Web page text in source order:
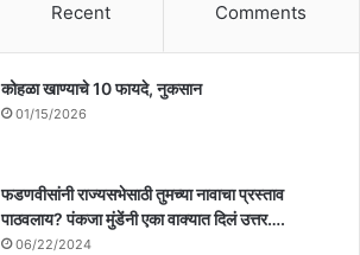
Recent Comments
कोहळा खाण्याचे 10 फायदे, नुकसान
01/15/2026
फडणवीसांनी राज्यसभेसाठी तुमच्या नावाचा प्रस्ताव
पाठवलाय? पंकजा मुंडेंनी एका वाक्यात दिलं उत्तर….
06/22/2024